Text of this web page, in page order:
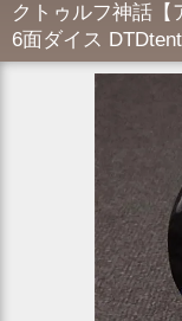
クトゥルフ神話【
6面ダイス